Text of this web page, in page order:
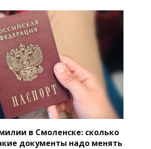
в Смоленске: сколько
документы надо менять